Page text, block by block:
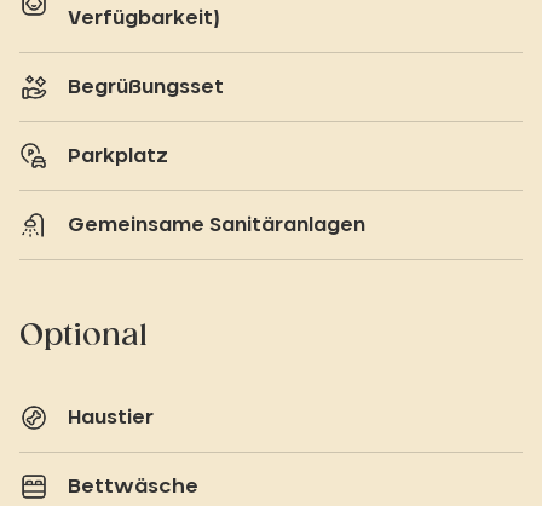
Verfügbarkeit)
Begrüßungsset
Parkplatz
Gemeinsame Sanitäranlagen
Optional
Haustier
Bettwäsche